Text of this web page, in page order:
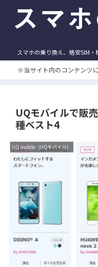
スマホの乗り換え、格安SIM
※当サイト内のコンテンツ
UQモバイルで販
種ベスト4
UQ mobile（UQモバイル）